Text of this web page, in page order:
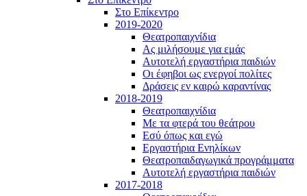
Στο Επίκεντρο
2019-2020
Θεατροπαιχνίδια
Ας μιλήσουμε για εμάς
Αυτοτελή εργαστήρια παιδιών
Οι έφηβοι ως ενεργοί πολίτες
Δράσεις εν καιρώ καραντίνας
2018-2019
Θεατροπαιχνίδια
Με τα φτερά του θεάτρου
Εσύ όπως και εγώ
Εργαστήρια Ενηλίκων
Θεατροπαιδαγωγικά προγράμματα
Αυτοτελή εργαστήρια παιδιών
2017-2018